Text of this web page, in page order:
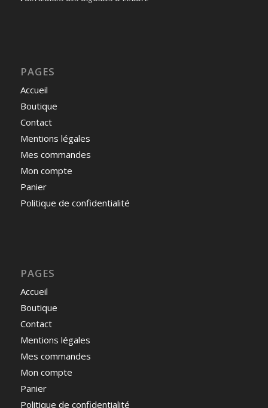
PAGES
Accueil
Boutique
Contact
Mentions légales
Mes commandes
Mon compte
Panier
Politique de confidentialité
PAGES
Accueil
Boutique
Contact
Mentions légales
Mes commandes
Mon compte
Panier
Politique de confidentialité